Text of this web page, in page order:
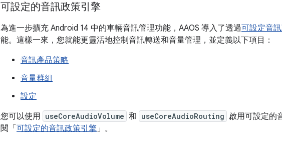
可設定的音訊政策引擎
為進一步擴充 Android 14 中的車輛音訊管理功能，AAOS 導入了透過可設定音
能。這樣一來，您就能更靈活地控制音訊轉送和音量管理，並定義以下項目：
音訊產品策略
音量群組
設定
您可以使用 useCoreAudioVolume 和 useCoreAudioRouting 啟用可設定的
閱「 可設定的音訊政策引擎」。